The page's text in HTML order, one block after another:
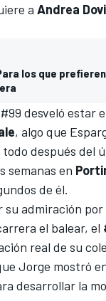
a Andrea
los que
desveló estar
, algo que
después del
semanas en
de él.
su admiración
el balear, el
real de su
Jorge mostró
desarrollar la